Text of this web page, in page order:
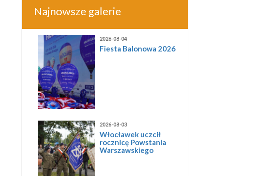
Najnowsze galerie
2026-08-04
Fiesta Balonowa 2026
2026-08-03
Włocławek uczcił
rocznicę Powstania
Warszawskiego